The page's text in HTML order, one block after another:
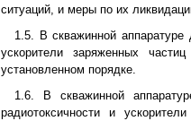
ситуаций, и меры по их
1.5. В скважинной
ускорители заряженных
установленном порядке.
1.6. В скважинной
радиотоксичности и